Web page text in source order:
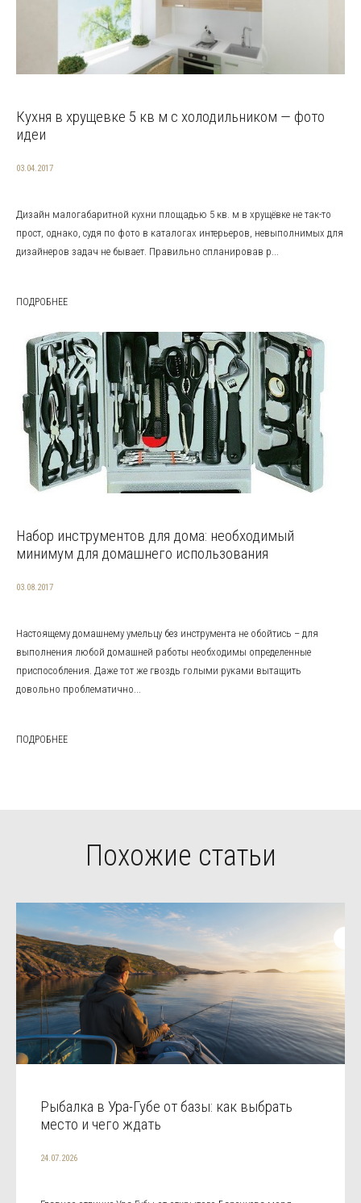
Кухня в хрущевке 5 кв м с холодильником — фото
идеи
03.04.2017
Дизайн малогабаритной кухни площадью 5 кв. м в хрущёвке не так-то
прост, однако, судя по фото в каталогах интерьеров, невыполнимых для
дизайнеров задач не бывает. Правильно спланировав р...
ПОДРОБНЕЕ
Набор инструментов для дома: необходимый
минимум для домашнего использования
03.08.2017
Настоящему домашнему умельцу без инструмента не обойтись – для
выполнения любой домашней работы необходимы определенные
приспособления. Даже тот же гвоздь голыми руками вытащить
довольно проблематично...
ПОДРОБНЕЕ
Похожие статьи
Рыбалка в Ура-Губе от базы: как выбрать
место и чего ждать
24.07.2026